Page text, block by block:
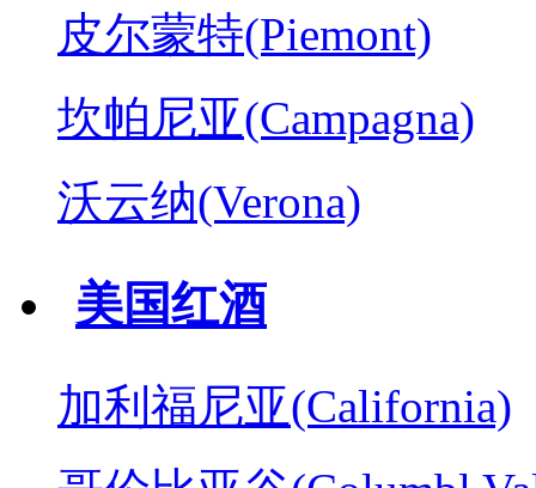
皮尔蒙特(Piemont)
坎帕尼亚(Campagna)
沃云纳(Verona)
美国红酒
加利福尼亚(California)